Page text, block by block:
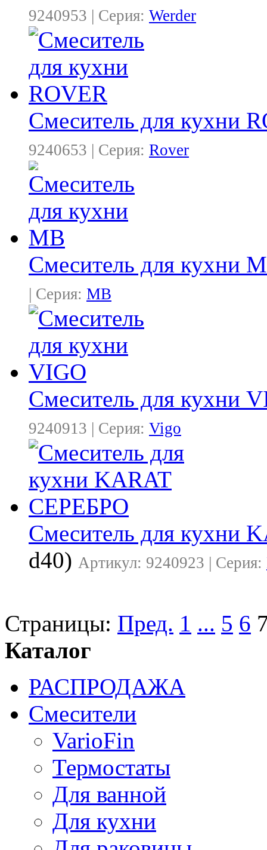
9240953 | Серия: Werder
Смеситель для кухни
9240653 | Серия: Rover
Смеситель для кухни
| Серия: MB
Смеситель для кухни
9240913 | Серия: Vigo
Смеситель для кухни
d40) Артикул: 9240923 | Серия:
Страницы: Пред. 1 ... 5 6
Каталог
РАСПРОДАЖА
Смесители
VarioFin
Термостаты
Для ванной
Для кухни